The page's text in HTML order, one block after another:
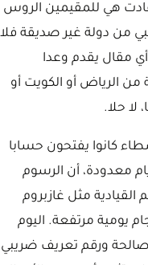
هي للمقيمين الروس
من دولة غير صديقة فلا
مقال يقدم وعدا
الرياض أو الكويت أو
لا حلا.
بين ثلاثة وسطاء كانوا يفتحون حسابا
معدودة، أن الرسوم
مثل غازبروم
يومية مرتفعة. اليوم
ورقم تعريف ضريبي